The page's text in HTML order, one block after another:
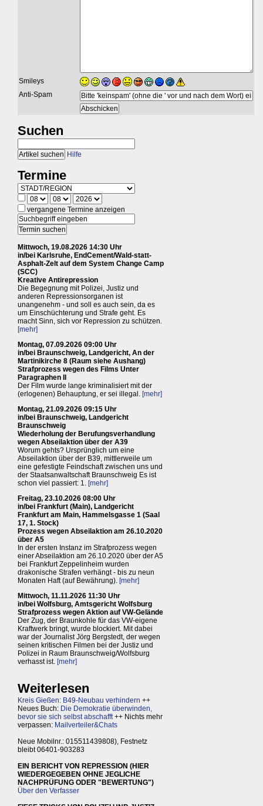
Smileys
Anti-Spam
Suchen
Hilfe
Termine
vergangene Termine anzeigen
Mittwoch, 19.08.2026 14:30 Uhr
in/bei Karlsruhe, EndCement/Wald-statt-
Asphalt-Zelt auf dem System Change Camp
(SCC)
Kreative Antirepression
Die Begegnung mit Polizei, Justiz und
anderen Repressionsorganen ist
unangenehm - und soll es auch sein, da es
um Einschüchterung und Strafe geht. Es
macht Sinn, sich vor Repression zu schützen.
[mehr]
Montag, 07.09.2026 09:00 Uhr
in/bei Braunschweig, Landgericht, An der
Martinikirche 8 (Raum siehe Aushang)
Strafprozess wegen des Films Unter
Paragraphen II
Der Film wurde lange kriminalisiert mit der
(erlogenen) Behauptung, er sei illegal. [mehr]
Montag, 21.09.2026 09:15 Uhr
in/bei Braunschweig, Landgericht
Braunschweig
Wiederholung der Berufungsverhandlung
wegen Abseilaktion über der A39
Worum gehts? Ursprünglich um eine
Abseilaktion über der B39, mittlerweile um
eine gefestigte Feindschaft zwischen uns und
der Staatsanwaltschaft Braunschweig Es ist
schon viel passiert: 1. [mehr]
Freitag, 23.10.2026 08:00 Uhr
in/bei Frankfurt (Main), Landgericht
Frankfurt am Main, Hammelsgasse 1 (Saal
17, 1. Stock)
Prozess wegen Abseilaktion am 26.10.2020
über A5
In der ersten Instanz im Strafprozess wegen
einer Abseilaktion am 26.10.2020 über der A5
bei Frankfurt Zeppelinheim wurden
drakonische Strafen verhängt - bis zu neun
Monaten Haft (auf Bewährung). [mehr]
Mittwoch, 11.11.2026 11:30 Uhr
in/bei Wolfsburg, Amtsgericht Wolfsburg
Strafprozess wegen Aktion auf VW-Gelände
Der Zug, der Braunkohle für das VW-eigene
Kraftwerk bringt, wurde blockiert. Mit dabei
war der Journalist Jörg Bergstedt, der wegen
seinen kritischen Filmen bei der Justiz und
Polizei in Raum Braunschweig/Wolfsburg
verhasst ist. [mehr]
Weiterlesen
Kreis Gießen: B49-Neubau verhindern ++
Neues Buch: Die Demokratie überwinden,
bevor sie sich selbst abschafft++ Nichts mehr
verpassen: Mailverteiler&Chats
Neue Mobilnr.: 015511439808), Festnetz
bleibt 06401-903283
EIN BERICHT VON REPRESSION (HIER
WIEDERGEGEBEN OHNE JEGLICHE
NACHPRÜFUNG ODER "BEWERTUNG")
Über den Verfasser